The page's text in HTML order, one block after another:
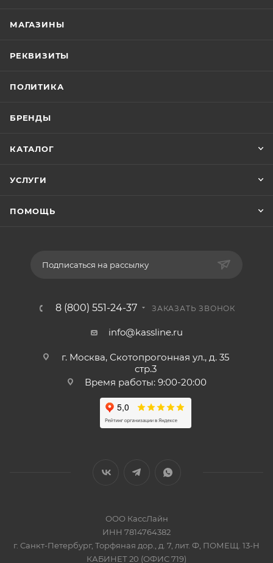
МАГАЗИНЫ
РЕКВИЗИТЫ
ПОЛИТИКА
БРЕНДЫ
КАТАЛОГ
УСЛУГИ
ПОМОЩЬ
Подписаться на рассылку
8 (800) 551-24-37 ЗАКАЗАТЬ ЗВОНОК
info@kassline.ru
г. Москва, Скотопрогонная ул., д. 35
стр.3
Время работы: 9:00-20:00
ООО КассЛайн
ИНН 7814764382
г. Санкт-Петербург, Торфяная дор., д. 7, лит. Ф, ПОМЕЩ. 13-Н
КАБИНЕТ 20 (ОФИС 719)